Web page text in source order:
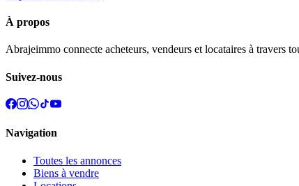
À propos
Abrajeimmo connecte acheteurs, vendeurs et locataires à travers
Suivez-nous
Navigation
Toutes les annonces
Biens à vendre